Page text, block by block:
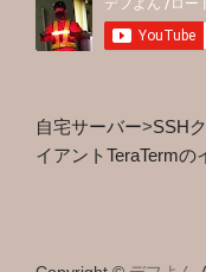
自宅サーバー>SSH
イアントTeraTermの